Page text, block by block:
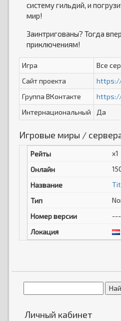
систему гильдий, и
мир!
Заинтригованы? Тогда
приключениям!
Игра
Все
Сайт проекта
Группа ВКонтакте
Интернациональный
Да
Игровые миры /
x1
---
Личный кабинет